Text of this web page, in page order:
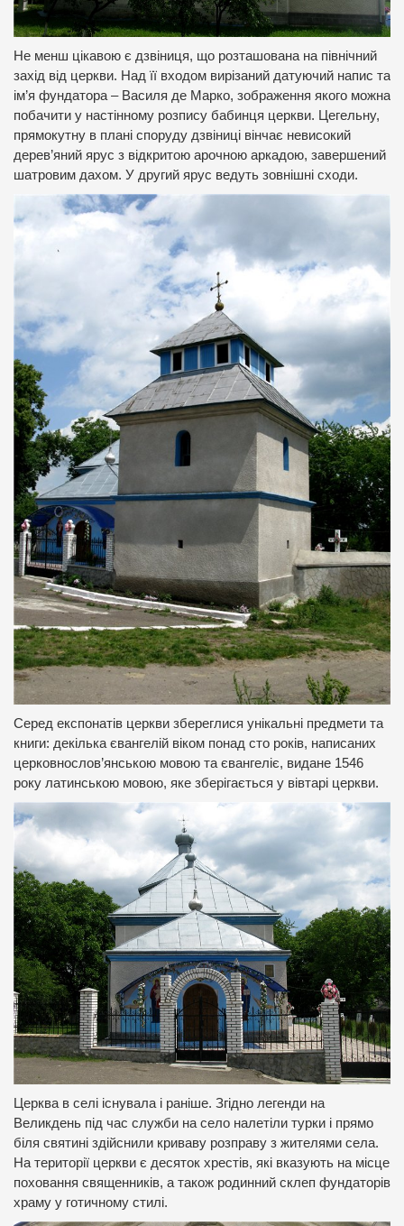
Не менш цікавою є дзвіниця, що розташована на північний
захід від церкви. Над її входом вирізаний датуючий напис та
ім’я фундатора – Василя де Марко, зображення якого можна
побачити у настінному розпису бабинця церкви. Цегельну,
прямокутну в плані споруду дзвіниці вінчає невисокий
дерев’яний ярус з відкритою арочною аркадою, завершений
шатровим дахом. У другий ярус ведуть зовнішні сходи.
Серед експонатів церкви збереглися унікальні предмети та
книги: декілька євангелій віком понад сто років, написаних
церковнослов’янською мовою та євангеліє, видане 1546
року латинською мовою, яке зберігається у вівтарі церкви.
Церква в селі існувала і раніше. Згідно легенди на
Великдень під час служби на село налетіли турки і прямо
біля святині здійснили криваву розправу з жителями села.
На території церкви є десяток хрестів, які вказують на місце
поховання священників, а також родинний склеп фундаторів
храму у готичному стилі.